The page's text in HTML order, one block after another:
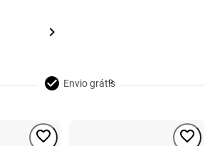
Envio grátis